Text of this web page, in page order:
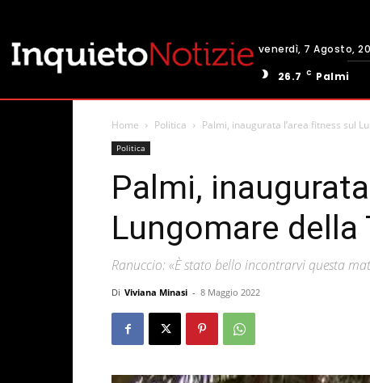
venerdì, 7 Agosto,
26.7
C Palmi
Home Politica Palmi, inaugurata l’area fitness sul
Politica
Palmi,
Lungomare della
Ranuccio: «È stato bello incontrarvi questa
Di Viviana Minasi - 8 Maggio 2022